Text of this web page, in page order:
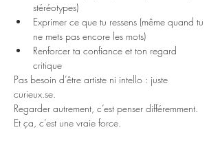
stéréotypes)
Exprimer ce que tu ressens (même quand tu
ne mets pas encore les mots)
Renforcer ta confiance et ton regard
critique
Pas besoin d’être artiste ni intello : juste
curieux.se.
Regarder autrement, c’est penser différemment.
Et ça, c’est une vraie force.